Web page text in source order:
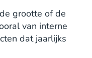
grootte of de
van interne
dat jaarlijks